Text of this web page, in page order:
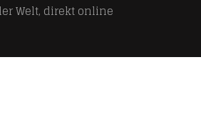
Welt, direkt online